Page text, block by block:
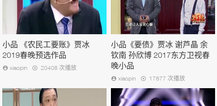
小品 《农民工要账》贾冰
2019春晚预选作品
xiaopin 20408 次播放
小品《要债》贾冰 谢芦晶 余
钦南 孙欣博 2017东方卫视春
晚小品
xiaopin 17877 次播放